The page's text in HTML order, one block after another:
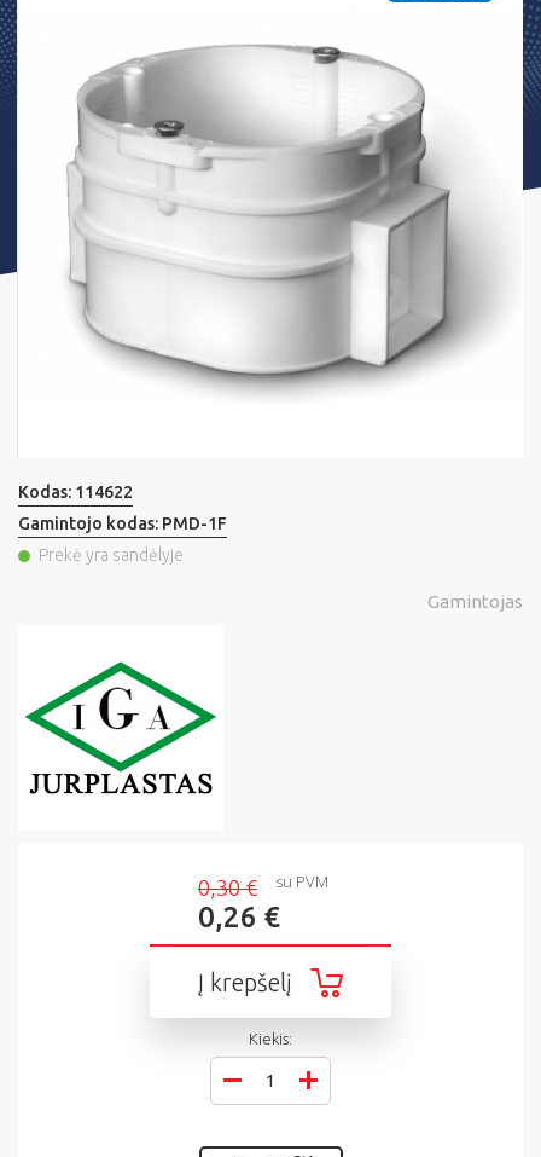
Kodas: 114622
Gamintojo kodas: PMD-1F
Prekė yra sandėlyje
Gamintojas
0,30 €
0,26 €
su PVM
Į krepšelį
Kiekis: